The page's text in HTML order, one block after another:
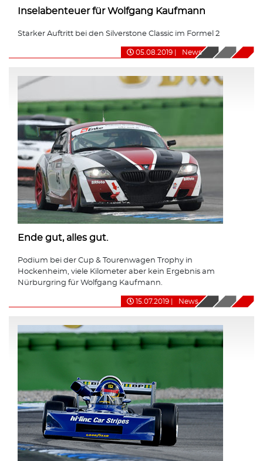
Inselabenteuer für Wolfgang Kaufmann
Starker Auftritt bei den Silverstone Classic im Formel 2
05.08.2019 News
Ende gut, alles gut.
Podium bei der Cup & Tourenwagen Trophy in
Hockenheim, viele Kilometer aber kein Ergebnis am
Nürburgring für Wolfgang Kaufmann.
15.07.2019 News